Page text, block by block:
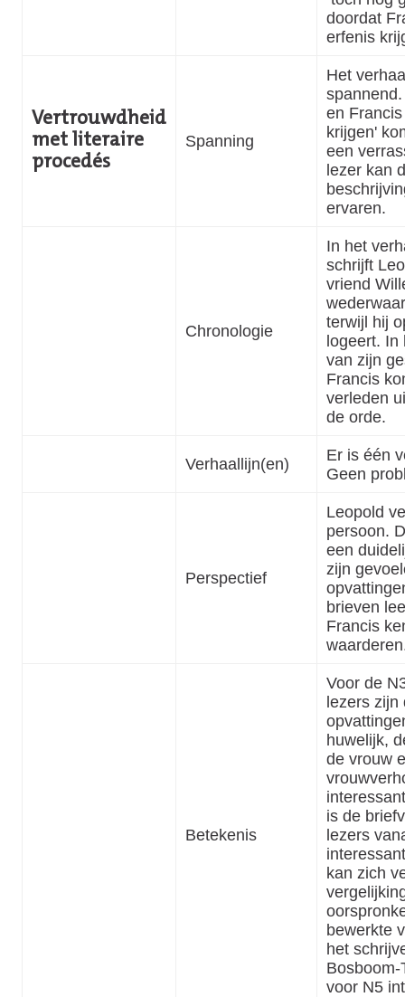
doordat
erfenis
Vertrouwdheid
met literaire
procedés
Spanning
Het
en
krijgen'
een
lezer kan
ervaren.
Chronologie
In het
schrijft
vriend
terwijl hij
logeert. In
van zijn
Francis
verleden
de orde.
Verhaallijn(en)
Er is één
Geen
Perspectief
Leopold
persoon.
een
zijn
brieven
Francis
Betekenis
Voor de
lezers zijn
huwelijk,
de vrouw
is de
lezers
kan zich
bewerkte
het
Bosboom-
voor N5